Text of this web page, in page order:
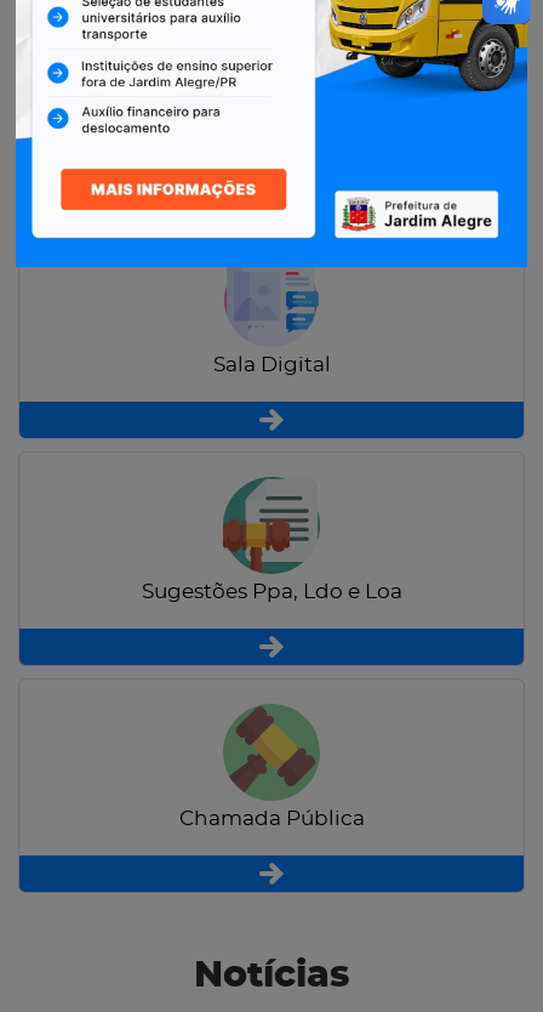
Restituição de Contribuintes
Sala Digital
Sugestões Ppa, Ldo e Loa
Chamada Pública
Notícias